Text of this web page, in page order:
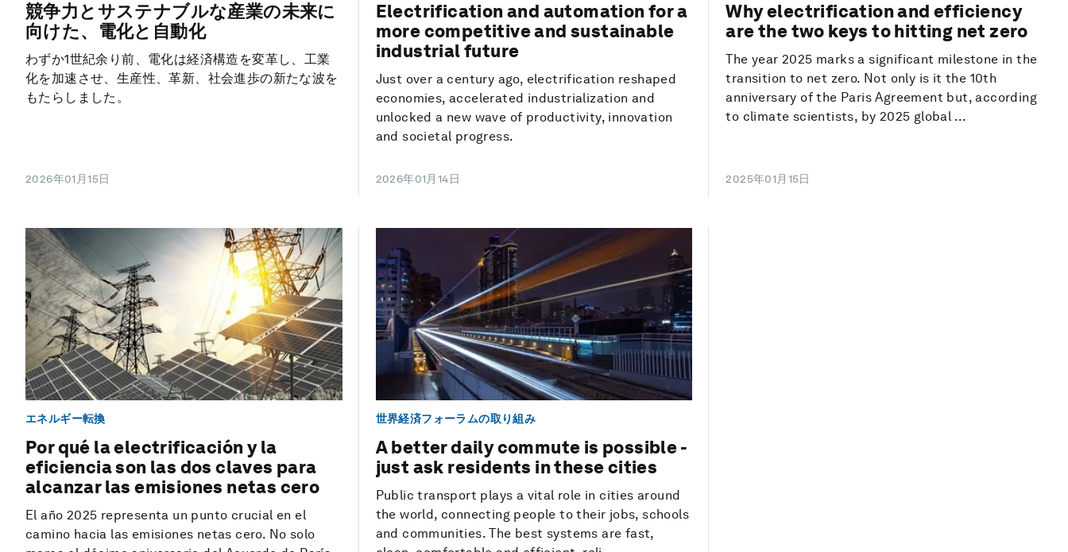
競争力とサステナブルな産業の未来に
向けた、電化と自動化
わずか1世紀余り前、電化は経済構造を変革し、工業
化を加速させ、生産性、革新、社会進歩の新たな波を
もたらしました。
2026年01月15日
Electrification and automation for a
more competitive and sustainable
industrial future
Just over a century ago, electrification reshaped
economies, accelerated industrialization and
unlocked a new wave of productivity, innovation
and societal progress.
2026年01月14日
Why electrification and efficiency
are the two keys to hitting net zero
The year 2025 marks a significant milestone in the
transition to net zero. Not only is it the 10th
anniversary of the Paris Agreement but, according
to climate scientists, by 2025 global ...
2025年01月15日
エネルギー転換
Por qué la electrificación y la
eficiencia son las dos claves para
alcanzar las emisiones netas cero
El año 2025 representa un punto crucial en el
camino hacia las emisiones netas cero. No solo
世界経済フォーラムの取り組み
A better daily commute is possible -
just ask residents in these cities
Public transport plays a vital role in cities around
the world, connecting people to their jobs, schools
and communities. The best systems are fast,